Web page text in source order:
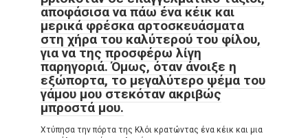
αποφάσισα να πάω ένα κέικ και
μερικά φρέσκα αρτοσκευάσματα
στη χήρα του καλύτερού του φίλου,
για να της προσφέρω λίγη
παρηγοριά. Όμως, όταν άνοιξε η
εξώπορτα, το μεγαλύτερο ψέμα του
γάμου μου στεκόταν ακριβώς
μπροστά μου.
Χτύπησα την πόρτα της Κλόι κρατώντας ένα κέικ και μια